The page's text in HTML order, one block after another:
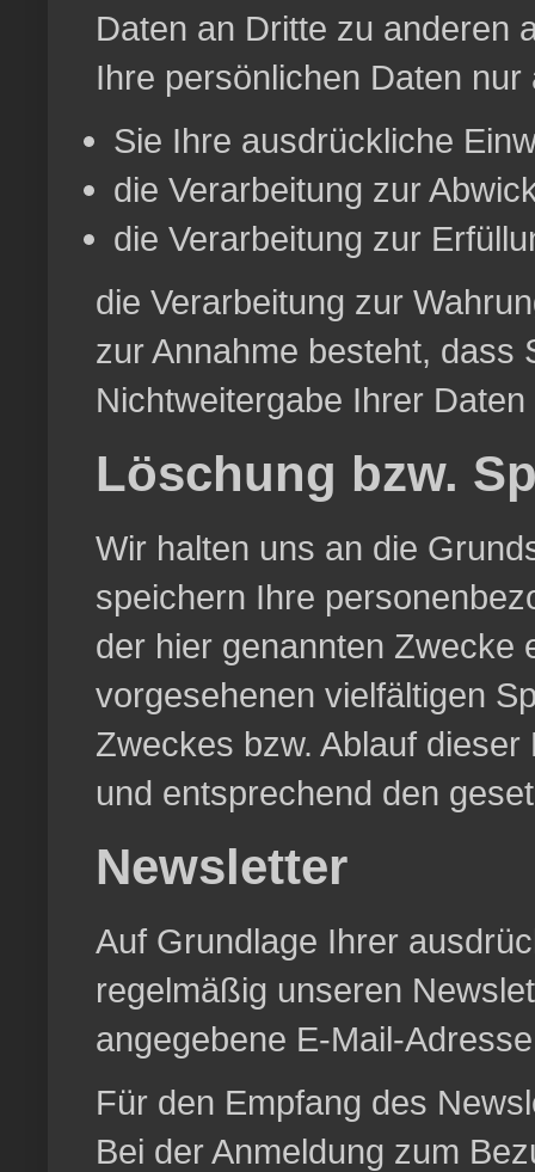
Daten an Dritte zu anderen
Ihre persönlichen Daten
Sie Ihre ausdrückliche
die Verarbeitung zur
die Verarbeitung zur
die Verarbeitung zur
zur Annahme besteht, dass
Nichtweitergabe Ihrer
Löschung bzw.
Wir halten uns an die
speichern Ihre
der hier genannten Zwecke
vorgesehenen vielfältigen
Zweckes bzw. Ablauf
und entsprechend den
Newsletter
Auf Grundlage Ihrer
regelmäßig unseren
angegebene E-Mail-
Für den Empfang des
Bei der Anmeldung zum